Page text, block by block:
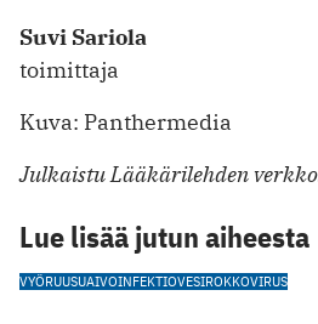
Suvi Sariola
toimittaja
Kuva: Panthermedia
Julkaistu Lääkärilehden
Lue lisää jutun aiheesta
VYÖRUUSUAIVOINFEKTIOVESIROKKOVIRUS